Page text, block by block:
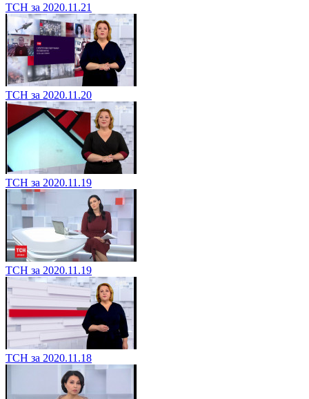
ТСН за 2020.11.21
ТСН за 2020.11.20
ТСН за 2020.11.19
ТСН за 2020.11.19
ТСН за 2020.11.18